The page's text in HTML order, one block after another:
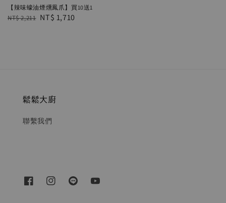
【辣味蠔油煙燻鳳爪】買10送1
Regular
NT$ 2,211 Sale
NT$ 1,710
鬆鬆大廚
聯繫我們